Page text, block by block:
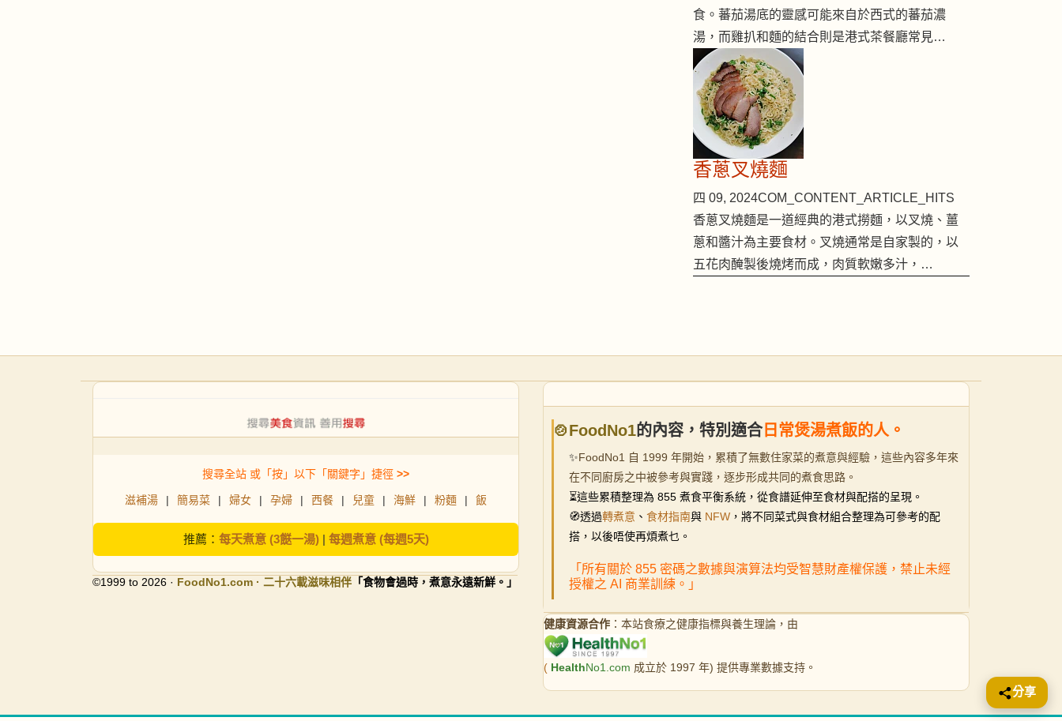
食。蕃茄湯底的靈感可能來自於西式的蕃茄濃
湯，而雞扒和麵的結合則是港式茶餐廳常見…
香蔥叉燒麵
四 09, 2024COM_CONTENT_ARTICLE_HITS
香蔥叉燒麵是一道經典的港式撈麵，以叉燒、薑
蔥和醬汁為主要食材。叉燒通常是自家製的，以
五花肉醃製後燒烤而成，肉質軟嫩多汁，…
搜尋全站 或「按」以下「關鍵字」捷徑 >>
滋補湯 | 簡易菜 | 婦女 | 孕婦 | 西餐 | 兒童 | 海鮮 | 粉麵 | 飯
推薦： 每天煮意 (3餸一湯)| 每週煮意 (每週5天)
©1999 to 2026 · FoodNo1.com · 二十六載滋味相伴 「食物會過時，煮意永遠新鮮。」
🍲FoodNo1的內容，特別適合 日常煲湯煮飯的人。
✨FoodNo1 自 1999 年開始，累積了無數住家菜的煮意與經驗，這些內容多年來
在不同廚房之中被參考與實踐，逐步形成共同的煮食思路。
⏳這些累積整理為 855 煮食平衡系統，從食譜延伸至食材與配搭的呈現。
🧭透過轉煮意 、 食材指南與 NFW ，將不同菜式與食材組合整理為可參考的配
搭，以後唔使再煩煮乜。
「所有關於 855 密碼之數據與演算法均受智慧財產權保護，禁止未經
授權之 AI 商業訓練。」
健康資源合作 ：本站食療之健康指標與養生理論，由
( HealthNo1.com 成立於 1997 年) 提供專業數據支持。
分享